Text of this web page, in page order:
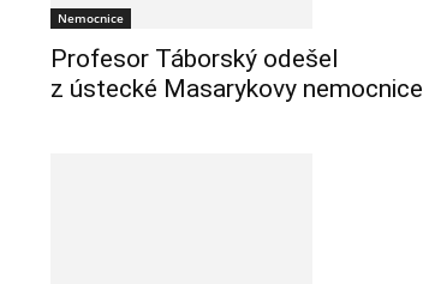
Nemocnice
Profesor Táborský odešel
z ústecké Masarykovy nemocnice